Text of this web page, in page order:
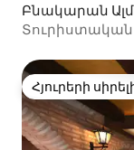
Բնակարան
Հյուրերի
Հյուրերի